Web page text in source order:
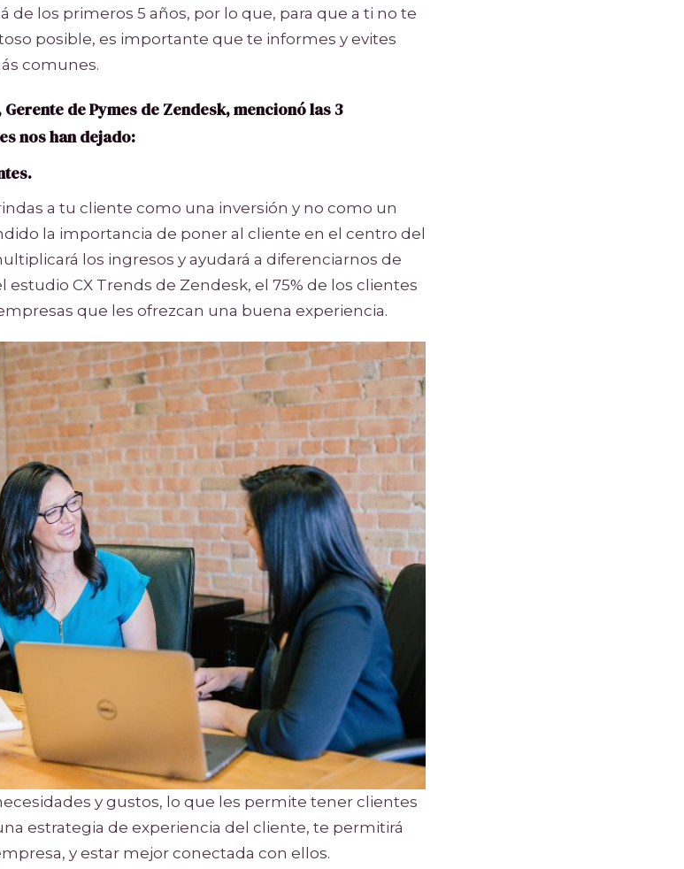
de los primeros 5 años, por lo que, para que a ti no te
posible, es importante que te informes y evites
comunes.
de Pymes de Zendesk, mencionó las 3
nos han dejado:
a tu cliente como una inversión y no como un
la importancia de poner al cliente en el centro del
los ingresos y ayudará a diferenciarnos de
CX Trends de Zendesk, el 75% de los clientes
que les ofrezcan una buena experiencia.
y gustos, lo que les permite tener clientes
estrategia de experiencia del cliente, te permitirá
y estar mejor conectada con ellos.